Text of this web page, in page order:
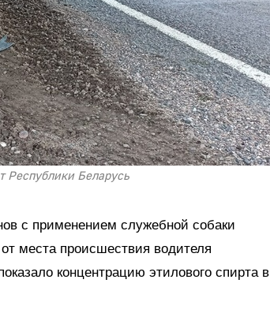
Республики Беларусь
с применением служебной собаки
места происшествия водителя
концентрацию этилового спирта в